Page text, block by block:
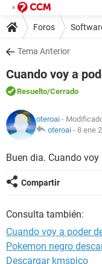
Foros
Tema Anterior
Cuando voy a
Resuelto/Cerrado
oteroai -
oteroai - 8 ene
Buen dia. Cuando
Compartir
Consulta también:
Cuando voy a poder
Pokemon negro
Descargar kmspico